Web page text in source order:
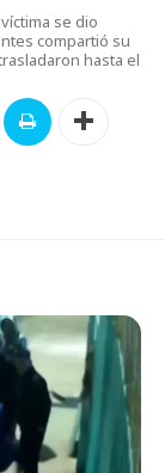
se dio
compartió su
hasta el